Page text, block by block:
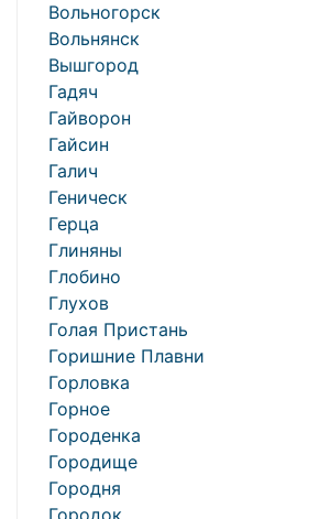
Вольногорск
Вольнянск
Вышгород
Гадяч
Гайворон
Гайсин
Галич
Геническ
Герца
Глиняны
Глобино
Глухов
Голая Пристань
Горишние Плавни
Горловка
Горное
Городенка
Городище
Городня
Городок